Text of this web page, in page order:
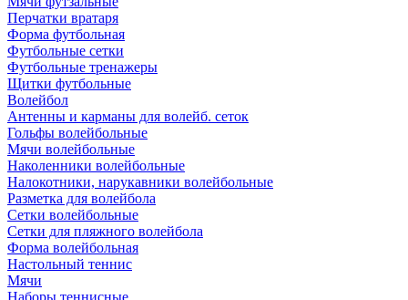
Перчатки вратаря
Форма футбольная
Футбольные сетки
Футбольные тренажеры
Щитки футбольные
Волейбол
Антенны и карманы для волейб. сеток
Гольфы волейбольные
Мячи волейбольные
Наколенники волейбольные
Налокотники, нарукавники волейбольные
Разметка для волейбола
Сетки волейбольные
Сетки для пляжного волейбола
Форма волейбольная
Настольный теннис
Мячи
Наборы теннисные